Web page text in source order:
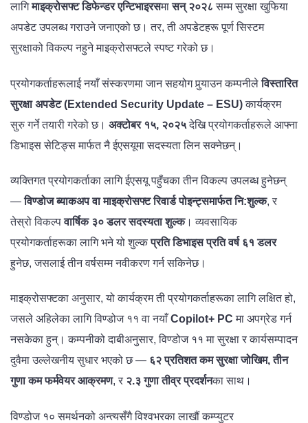
लागिमाइक्रोसफ्ट डिफेन्डर एन्टिभाइरसमासन् २०२८ सम्म सुरक्षा खुफिया
अपडेट उपलब्ध गराउने जनाएको छ। तर, ती अपडेटहरू पूर्ण सिस्टम
सुरक्षाको विकल्प नहुने माइक्रोसफ्टले स्पष्ट गरेको छ।
प्रयोगकर्ताहरूलाई नयाँ संस्करणमा जान सहयोग पुर्‍याउन कम्पनीलेविस्तारित
सुरक्षा अपडेट (Extended Security Update – ESU)कार्यक्रम
सुरु गर्ने तयारी गरेको छ। अक्टोबर १५, २०२५देखि प्रयोगकर्ताहरूले आफ्ना
डिभाइस सेटिङ्स मार्फत नै ईएसयूमा सदस्यता लिन सक्नेछन्।
व्यक्तिगत प्रयोगकर्ताका लागि ईएसयू पहुँचका तीन विकल्प उपलब्ध हुनेछन्
—विण्डोज ब्याकअप वा माइक्रोसफ्ट रिवार्ड पोइन्ट्समार्फत नि:शुल्क, र
तेस्रो विकल्पवार्षिक ३० डलर सदस्यता शुल्क। व्यवसायिक
प्रयोगकर्ताहरूका लागि भने यो शुल्कप्रति डिभाइस प्रति वर्ष ६१ डलर
हुनेछ, जसलाई तीन वर्षसम्म नवीकरण गर्न सकिनेछ।
माइक्रोसफ्टका अनुसार, यो कार्यक्रम ती प्रयोगकर्ताहरूका लागि लक्षित हो,
जसले अहिलेका लागि विण्डोज ११ वा नयाँCopilot+ PC मा अपग्रेड गर्न
नसकेका हुन्। कम्पनीको दाबीअनुसार, विण्डोज ११ मा सुरक्षा र कार्यसम्पादन
दुवैमा उल्लेखनीय सुधार भएको छ — ६२ प्रतिशत कम सुरक्षा जोखिम, तीन
गुणा कम फर्मवेयर आक्रमण, र २.३ गुणा तीव्र प्रदर्शनका साथ।
विण्डोज १० समर्थनको अन्त्यसँगै विश्वभरका लाखौं कम्प्युटर